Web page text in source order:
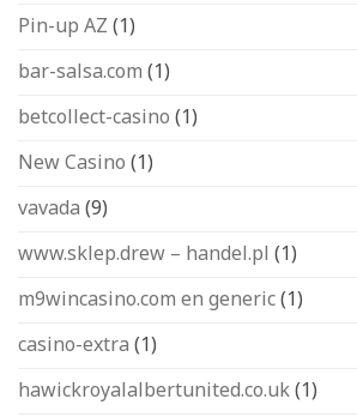
Pin-up AZ (1)
bar-salsa.com (1)
betcollect-casino (1)
New Casino (1)
vavada (9)
www.sklep.drew – handel.pl (1)
m9wincasino.com en generic(1)
casino-extra (1)
hawickroyalalbertunited.co.uk(1)